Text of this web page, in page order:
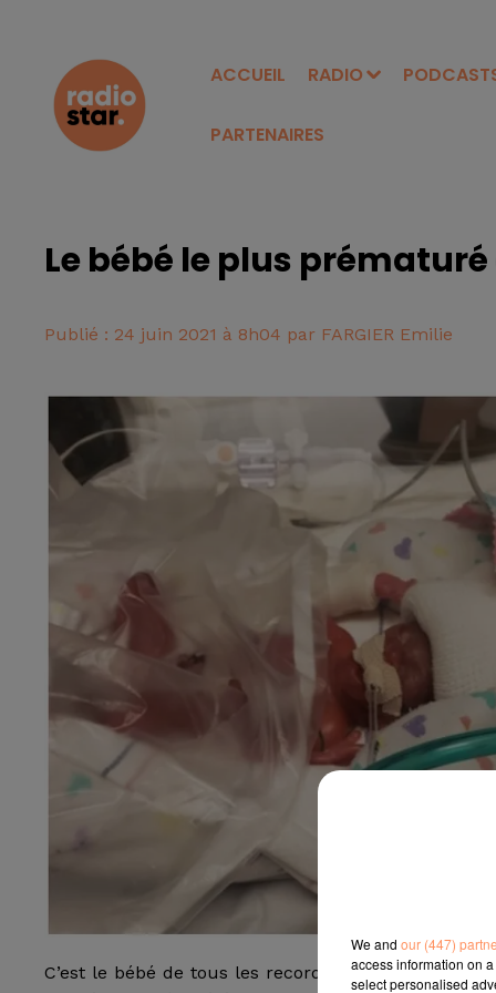
ACCUEIL RADIO
PARTENAIRES
Le bébé le plus
Publié : 24 juin 2021 à 8h04 par FARGIER Emilie
C’est le bébé de tous les records. Le petit
We and our (447)
access information on
select personalised